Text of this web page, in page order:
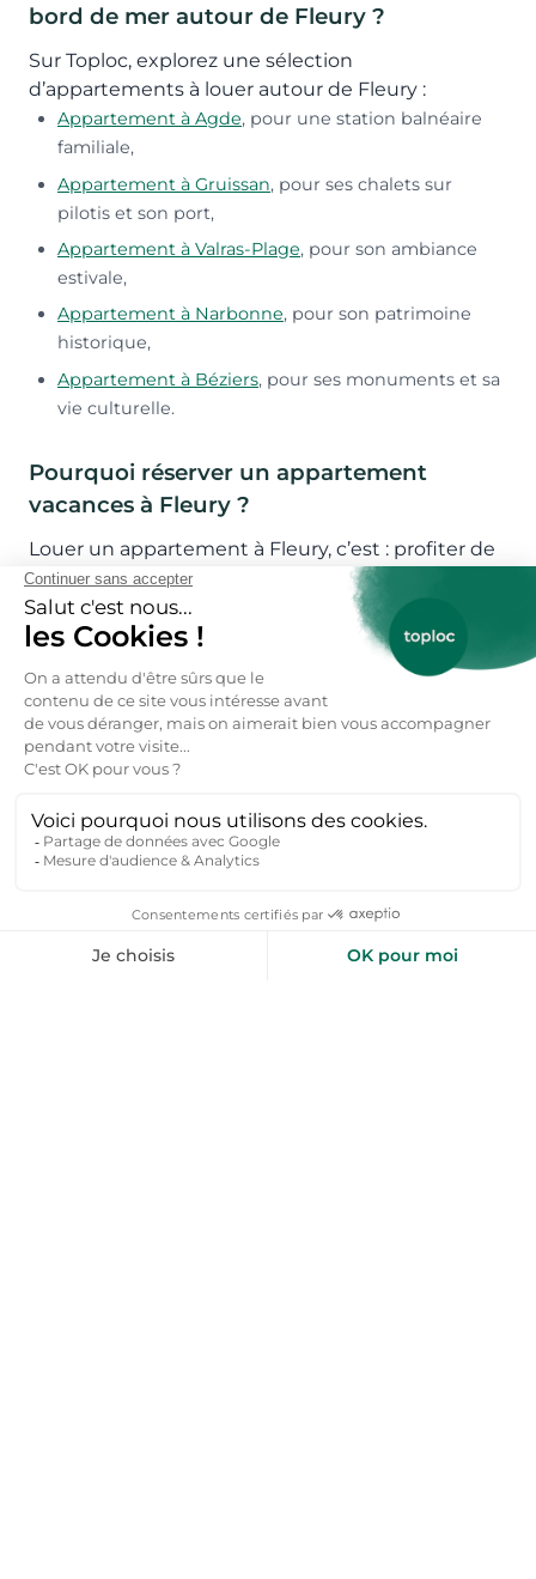
bord de mer autour de Fleury ?
Sur Toploc, explorez une sélection
d’appartements à louer autour de Fleury :
Appartement à Agde, pour une station balnéaire
familiale,
Appartement à Gruissan, pour ses chalets sur
pilotis et son port,
Appartement à Valras-Plage, pour son ambiance
estivale,
Appartement à Narbonne, pour son patrimoine
historique,
Appartement à Béziers, pour ses monuments et sa
vie culturelle.
Pourquoi réserver un appartement
vacances à Fleury ?
Louer un appartement à Fleury, c’est : profiter de
la mer Méditerranée et de plages variées,
découvrir un environnement naturel préservé,
séjourner dans une destination ensoleillée du sud
de la France, pratiquer des activités nautiques et
de plein air, bénéficier d’un hébergement
confortable proche de la mer.
Où réserver des locations d’appartements
à Fleury ?
Sur Toploc, explorez une large sélection
l’animation, aux Cabanes de Fleury pour le calme,
près des plages pour un accès direct à la mer,